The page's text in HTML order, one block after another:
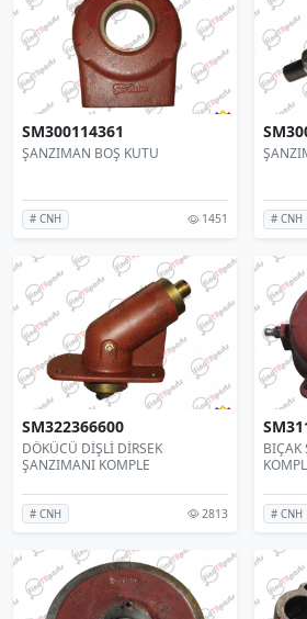
SM300114361
ŞANZIMAN BOŞ KUTU
# CNH 1451 # CNH
SM322366600
DÖKÜCÜ DİŞLİ DİRSEK
ŞANZIMANI KOMPLE
# CNH 2813
BIÇAK
# CNH